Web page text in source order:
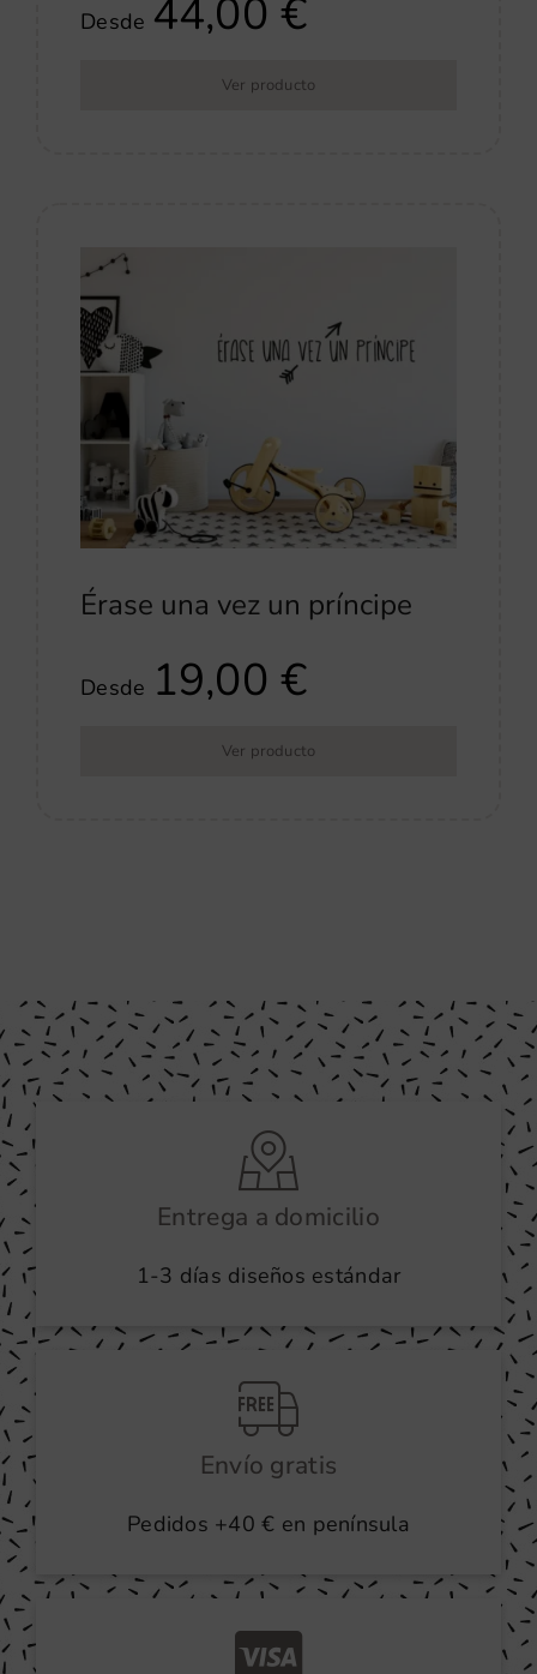
Desde 44,00€
Ver producto
Érase una vez un príncipe
Desde 19,00€
Ver producto
Entrega a domicilio
1-3 días diseños estándar
Envío gratis
Pedidos +40 € en península